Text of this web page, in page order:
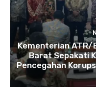
Kementerian ATR/
Barat Sepakati
Pencegahan